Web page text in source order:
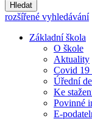
Hledat
rozšířené vyhledávání
Základní škola
O škole
Aktuality
Covid 19
Úřední
Ke
Povinné
E-